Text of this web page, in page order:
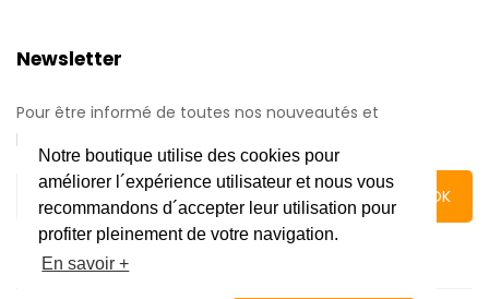
Notre boutique utilise des cookies pour
améliorer l´expérience utilisateur et nous vous
recommandons d´accepter leur utilisation pour
profiter pleinement de votre navigation.
En savoir +
Newsletter
Pour être informé de toutes nos nouveautés et
promotions.